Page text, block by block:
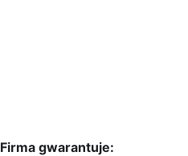
Firma gwarantuje: